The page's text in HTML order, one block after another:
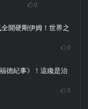
0
開硬剛伊姆！世界之
0
德紀事》！這纔是治
0